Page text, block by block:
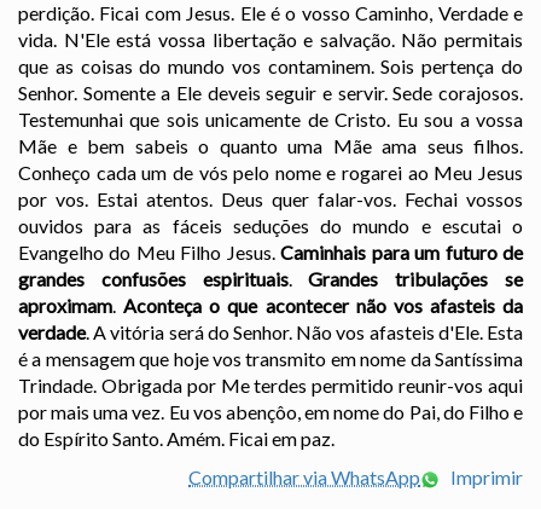
perdição. Ficai com Jesus. Ele é o vosso Caminho, Verdade e
vida. N'Ele está vossa libertação e salvação. Não permitais
que as coisas do mundo vos contaminem. Sois pertença do
Senhor. Somente a Ele deveis seguir e servir. Sede corajosos.
Testemunhai que sois unicamente de Cristo. Eu sou a vossa
Mãe e bem sabeis o quanto uma Mãe ama seus filhos.
Conheço cada um de vós pelo nome e rogarei ao Meu Jesus
por vos. Estai atentos. Deus quer falar-vos. Fechai vossos
ouvidos para as fáceis seduções do mundo e escutai o
Evangelho do Meu Filho Jesus.Caminhais para um futuro de
grandes confusões espirituais.Grandes tribulações se
aproximam.Aconteça o que acontecer não vos afasteis da
verdade. A vitória será do Senhor. Não vos afasteis d'Ele. Esta
é a mensagem que hoje vos transmito em nome da Santíssima
Trindade. Obrigada por Me terdes permitido reunir-vos aqui
por mais uma vez. Eu vos abençôo, em nome do Pai, do Filho e
do Espírito Santo. Amém. Ficai em paz.
Compartilhar via WhatsApp
Imprimir